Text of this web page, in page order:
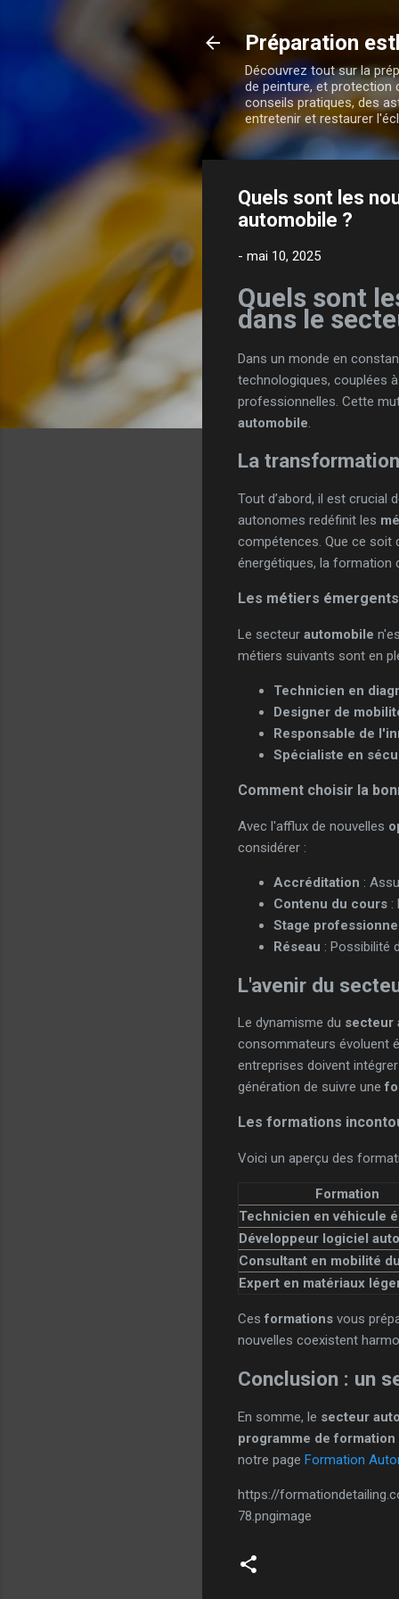
Préparation
Découvrez tout sur la
de peinture, et protection
conseils pratiques, des
entretenir et restaurer
Quels sont les
automobile ?
- mai 10, 2025
Quels sont
dans le
Dans un monde en
technologiques, couplées
professionnelles. Cette
automobile
La
Tout d’abord, il est crucial
autonomes redéfinit les
compétences. Que ce soit
énergétiques, la formation
Les métiers émergents
Le secteur automobile
métiers suivants sont en
Technicien en
Designer de
Responsable de
Spécialiste en
Comment choisir la
Avec l'afflux de nouvelles
considérer :
Accréditation :
Contenu du cours :
Stage
Réseau : Possibilité
L'avenir du
Le dynamisme du secteur
consommateurs évoluent
entreprises doivent
génération de suivre une
Les formations
Voici un aperçu des
Formation
Technicien en véhicule
Développeur logiciel
Consultant en mobilité
Expert en matériaux
Cesformations vous
nouvelles coexistent
Conclusion : un
En somme, le secteur
programme de formation
notre page Formation
https://
78.pngimage